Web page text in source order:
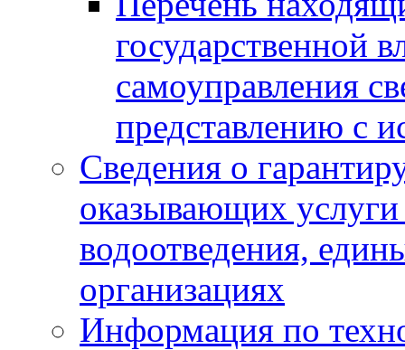
государственной
самоуправления
представлению с
Сведения о
оказывающих
водоотведения,
организациях
Информация по